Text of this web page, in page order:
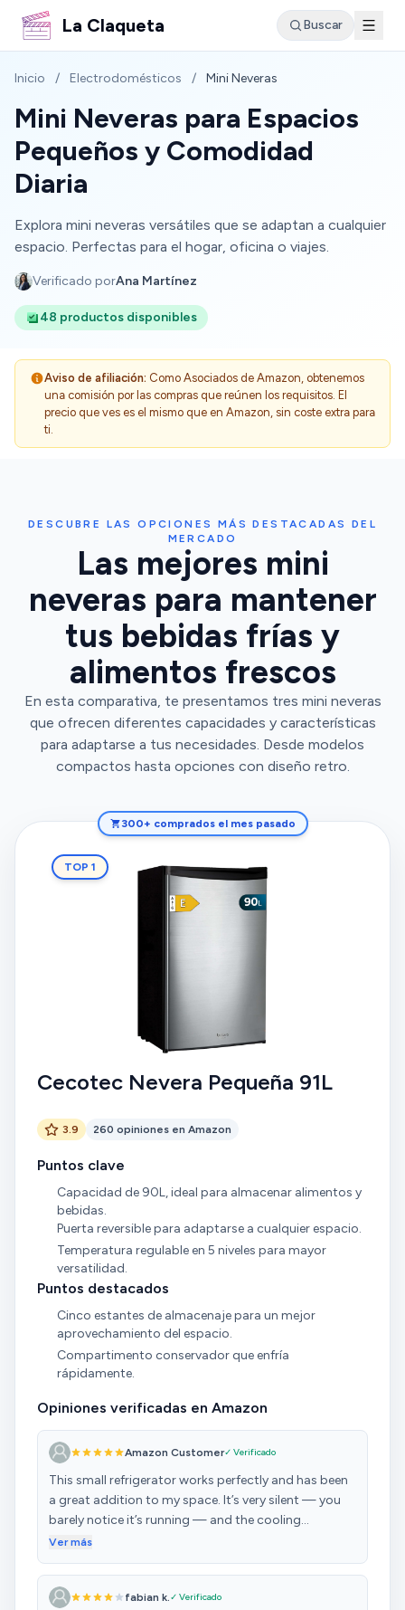
La Claqueta Buscar
Inicio / Electrodomésticos / Mini Neveras
Mini Neveras para Espacios
Pequeños y Comodidad
Diaria
Explora mini neveras versátiles que se adaptan a cualquier
espacio. Perfectas para el hogar, oficina o viajes.
Verificado porAna Martínez
48 productos disponibles
Aviso de afiliación: Como Asociados de Amazon, obtenemos
una comisión por las compras que reúnen los requisitos. El
precio que ves es el mismo que en Amazon, sin coste extra para
ti.
DESCUBRE LAS OPCIONES MÁS DESTACADAS DEL
MERCADO
Las mejores mini
neveras para mantener
tus bebidas frías y
alimentos frescos
En esta comparativa, te presentamos tres mini neveras
que ofrecen diferentes capacidades y características
para adaptarse a tus necesidades. Desde modelos
compactos hasta opciones con diseño retro.
300+ comprados el mes pasado
TOP 1
Cecotec Nevera Pequeña 91L
3.9 260 opiniones en Amazon
Puntos clave
Capacidad de 90L, ideal para almacenar alimentos y
bebidas.
Puerta reversible para adaptarse a cualquier espacio.
Temperatura regulable en 5 niveles para mayor
versatilidad.
Puntos destacados
Cinco estantes de almacenaje para un mejor
aprovechamiento del espacio.
Compartimento conservador que enfría
rápidamente.
Opiniones verificadas en Amazon
Amazon Customer✓ Verificado
This small refrigerator works perfectly and has been
a great addition to my space. It’s very silent — you
barely notice it’s running — and the cooling
performance is excellent. The capacity is surprisingly
snacks, and even a few larger items. Overall, it’s
efficient, quiet, and exactly what I needed. Highly
Ver más
fabian k. ✓ Verificado